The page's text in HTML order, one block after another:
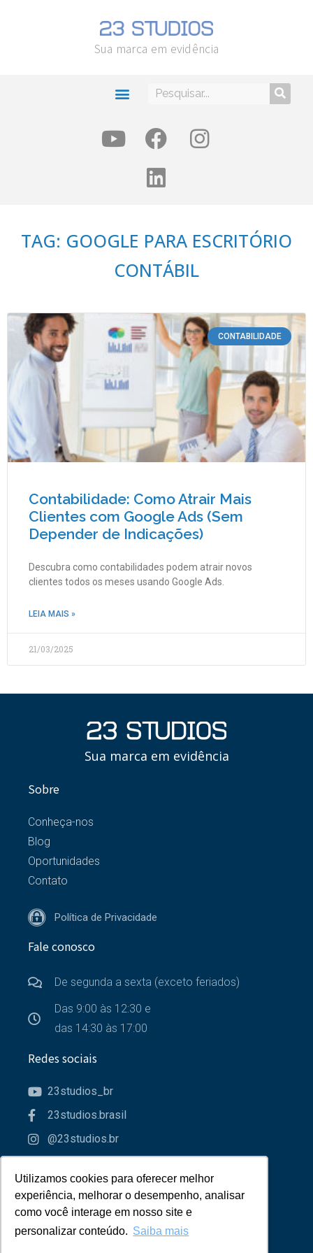
Utilizamos cookies para oferecer melhor
experiência, melhorar o desempenho, analisar
como você interage em nosso site e
personalizar conteúdo. Saiba mais
Utilizamos cookies para oferecer melhor
experiência, melhorar o desempenho, analisar
como você interage em nosso site e
personalizar conteúdo. Saiba mais
Sua marca em evidência
TAG: GOOGLE PARA ESCRITÓRIO
CONTÁBIL
CONTABILIDADE
Contabilidade: Como Atrair Mais
Clientes com Google Ads (Sem
Depender de Indicações)
Descubra como contabilidades podem atrair novos
clientes todos os meses usando Google Ads.
LEIA MAIS »
21/03/2025
Sua marca em evidência
Sobre
Conheça-nos
Blog
Oportunidades
Contato
Política de Privacidade
Fale conosco
De segunda a sexta (exceto feriados)
Das 9:00 às 12:30 e
das 14:30 às 17:00
Redes sociais
23studios_br
23studios.brasil
@23studios.br
Parceiros